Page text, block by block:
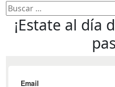
¡Estate al día